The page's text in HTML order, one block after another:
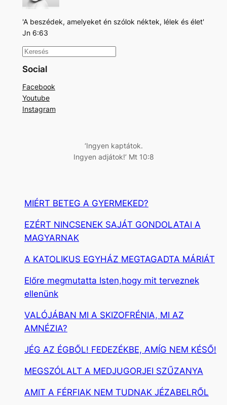
'A beszédek, amelyeket én szólok néktek, lélek és élet'
Jn 6:63
K
e
e
s
Social
Facebook
Youtube
Instagram
‘Ingyen kaptátok.
Ingyen adjátok!’ Mt 10:8
MIÉRT BETEG A GYERMEKED?
EZÉRT NINCSENEK SAJÁT GONDOLATAI A
MAGYARNAK
A KATOLIKUS EGYHÁZ MEGTAGADTA MÁRIÁT
Előre megmutatta Isten,hogy mit terveznek
ellenünk
VALÓJÁBAN MI A SKIZOFRÉNIA, MI AZ
AMNÉZIA?
JÉG AZ ÉGBŐL! FEDEZÉKBE, AMÍG NEM KÉSŐ!
MEGSZÓLALT A MEDJUGORJEI SZŰZANYA
AMIT A FÉRFIAK NEM TUDNAK JÉZABELRŐL